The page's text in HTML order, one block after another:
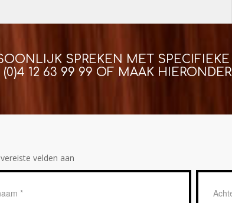
SPREKEN MET SPECIFIEKE
(0)4 12 63 99 99 OF MAAK
velden aan